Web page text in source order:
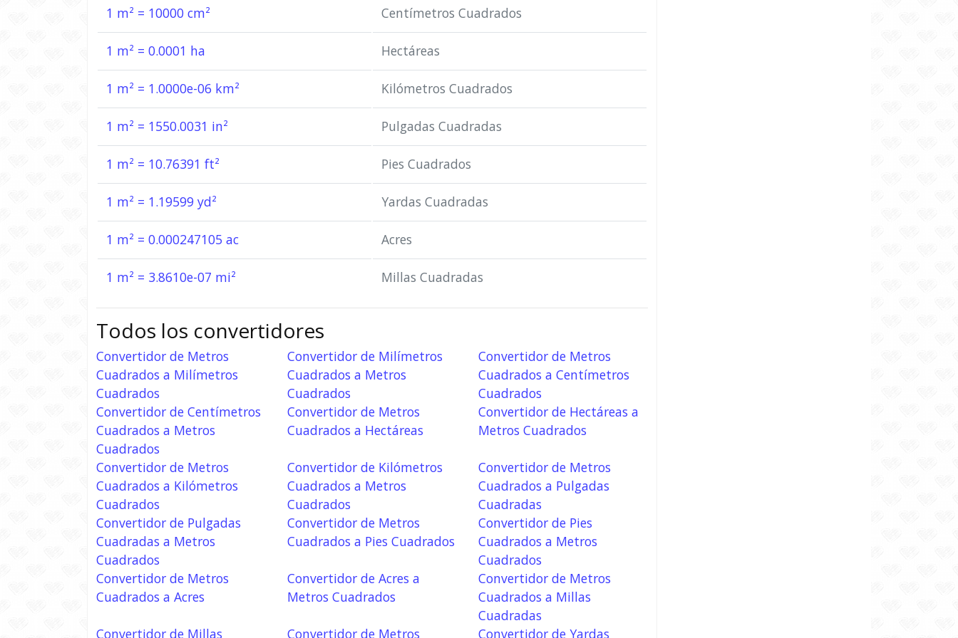
1 m² = 10000 cm² Centímetros Cuadrados
1 m² = 0.0001 ha Hectáreas
1 m² = 1.0000e-06 km² Kilómetros Cuadrados
1 m² = 1550.0031 in² Pulgadas Cuadradas
1 m² = 10.76391 ft² Pies Cuadrados
1 m² = 1.19599 yd² Yardas Cuadradas
1 m² = 0.000247105 ac Acres
1 m² = 3.8610e-07 mi² Millas Cuadradas
Todos los convertidores
Convertidor de Metros
Cuadrados a Milímetros
Cuadrados
Convertidor de Milímetros
Cuadrados a Metros
Cuadrados
Convertidor de Metros
Cuadrados a Centímetros
Cuadrados
Convertidor de Centímetros
Cuadrados a Metros
Cuadrados
Convertidor de Metros
Cuadrados a Hectáreas
Convertidor de Hectáreas a
Metros Cuadrados
Convertidor de Metros
Cuadrados a Kilómetros
Cuadrados
Convertidor de Kilómetros
Cuadrados a Metros
Cuadrados
Convertidor de Metros
Cuadrados a Pulgadas
Cuadradas
Convertidor de Pulgadas
Cuadradas a Metros
Cuadrados
Convertidor de Metros
Cuadrados a Pies Cuadrados
Convertidor de Pies
Cuadrados a Metros
Cuadrados
Convertidor de Metros
Cuadrados a Acres
Convertidor de Acres a
Metros Cuadrados
Convertidor de Metros
Cuadrados a Millas
Cuadradas
Convertidor de Millas
Convertidor de Metros Convertidor de Yardas